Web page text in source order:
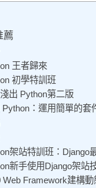
薦
王者歸來
初學特訓班
出 Python第二版
Python：運用簡單的套
架站特訓班：Django
新手使用Django架站
Web Framework建構